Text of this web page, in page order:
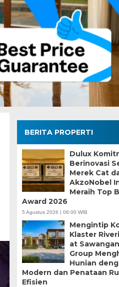
BERITA PROPERTI
Dulux
Berinovasi
Merek Cat
AkzoNobel
Meraih Top
Award 2026
5 Agustus 2026 | 06:00 WIB
Mengintip
Klaster
at
Group
Hunian
Modern dan Penataan
Efisien